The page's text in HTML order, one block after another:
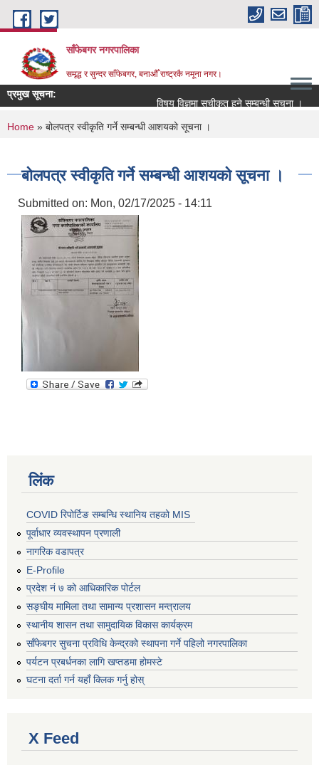
Skip to main content
साँफेबगर नगरपालिका
समृद्ध र सुन्दर साँफेबगर, बनाऔँ राष्ट्रकै नमूना नगर।
प्रमुख सूचना:
विषय विज्ञमा सुचीकृत हुने सम्बन्धी सूचना ।
You are here
Home » बोलपत्र स्वीकृति गर्ने सम्बन्धी आशयको सूचना ।
बोलपत्र स्वीकृति गर्ने सम्बन्धी आशयको सूचना ।
Submitted on: Mon, 02/17/2025 - 14:11
लिंक
COVID रिपोर्टिङ सम्बन्धि स्थानिय तहको MIS
पूर्वाधार व्यवस्थापन प्रणाली
नागरिक वडापत्र
E-Profile
प्रदेश नं ७ को आधिकारिक पोर्टल
सङ्घीय मामिला तथा सामान्य प्रशासन मन्त्रालय
स्थानीय शासन तथा सामुदायिक विकास कार्यक्रम
साँफेबगर सुचना प्रविधि केन्द्रको स्थापना गर्ने पहिलो नगरपालिका
पर्यटन प्रबर्धनका लागि खप्तडमा होमस्टे
घटना दर्ता गर्न यहाँ क्लिक गर्नु होस्
X Feed